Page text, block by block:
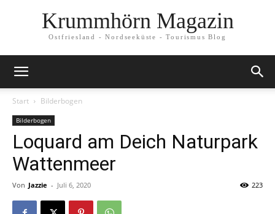
Krummhörn Magazin
Ostfriesland - Nordseeküste - Tourismus Blog
Start Bilderbogen
Bilderbogen
Loquard am Deich Naturpark
Wattenmeer
Von Jazzie - Juli 6, 2020 223